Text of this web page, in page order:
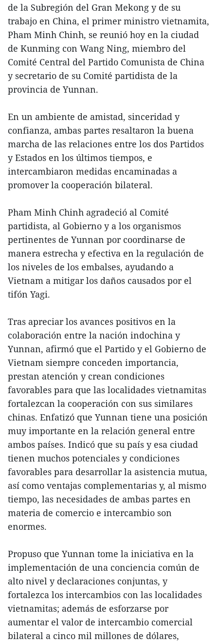
de la Subregión del Gran Mekong y de su
trabajo en China, el primer ministro vietnamita,
Pham Minh Chinh, se reunió hoy en la ciudad
de Kunming con Wang Ning, miembro del
Comité Central del Partido Comunista de China
y secretario de su Comité partidista de la
provincia de Yunnan.
En un ambiente de amistad, sinceridad y
confianza, ambas partes resaltaron la buena
marcha de las relaciones entre los dos Partidos
y Estados en los últimos tiempos, e
intercambiaron medidas encaminadas a
promover la cooperación bilateral.
Pham Minh Chinh agradeció al Comité
partidista, al Gobierno y a los organismos
pertinentes de Yunnan por coordinarse de
manera estrecha y efectiva en la regulación de
los niveles de los embalses, ayudando a
Vietnam a mitigar los daños causados por el
tifón Yagi.
Tras apreciar los avances positivos en la
colaboración entre la nación indochina y
Yunnan, afirmó que el Partido y el Gobierno de
Vietnam siempre conceden importancia,
prestan atención y crean condiciones
favorables para que las localidades vietnamitas
fortalezcan la cooperación con sus similares
chinas. Enfatizó que Yunnan tiene una posición
muy importante en la relación general entre
ambos países. Indicó que su país y esa ciudad
tienen muchos potenciales y condiciones
favorables para desarrollar la asistencia mutua,
así como ventajas complementarias y, al mismo
tiempo, las necesidades de ambas partes en
materia de comercio e intercambio son
enormes.
Propuso que Yunnan tome la iniciativa en la
implementación de una conciencia común de
alto nivel y declaraciones conjuntas, y
fortalezca los intercambios con las localidades
vietnamitas; además de esforzarse por
aumentar el valor de intercambio comercial
bilateral a cinco mil millones de dólares,